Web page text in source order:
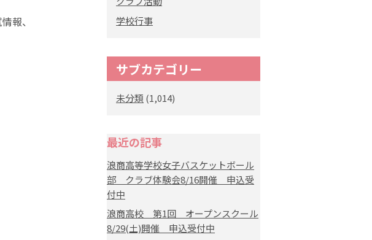
報、
学校行事
サブカテゴリー
未分類 (1,014)
最近の記事
浪商高等学校女子バスケットボール
部 クラブ体験会8/16開催 申込受
付中
浪商高校 第1回 オープンスクール
8/29(土)開催 申込受付中